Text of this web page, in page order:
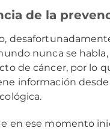
de la
nunca se
de cáncer, por lo
información
en ese momento